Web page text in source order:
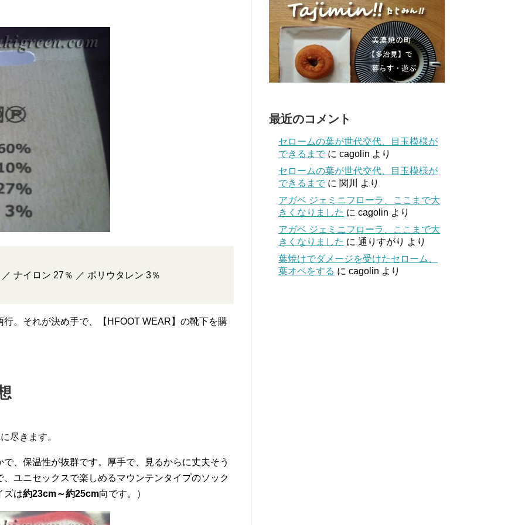
ナイロン 27％ ／ ポリウタレン 3％
。それが決め手で、【HFOOT WEAR】の靴下を購
尽きます。
、保温性が抜群です。厚手で、見るからに丈夫そう
ユニセックスで楽しめるマウンテンタイプのソック
ズは約23cm～約25cm向です。）
最近のコメント
セロームの葉が世代交代、目玉模様が
できるまで に cagolin より
セロームの葉が世代交代、目玉模様が
できるまで に 関川
より
アガベ ジェミニフローラ、ここまで大
きくなりました に cagolin より
アガベ ジェミニフローラ、ここまで大
きくなりました に 通りすがり より
葉焼けでダメージを受けたセローム、
葉オペをする に cagolin より